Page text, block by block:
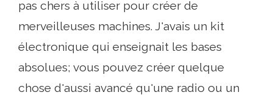
pas chers à utiliser pour créer de
merveilleuses machines. J'avais un kit
électronique qui enseignait les bases
absolues; vous pouvez créer quelque
chose d'aussi avancé qu'une radio ou un